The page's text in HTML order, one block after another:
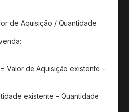
de Aquisição / Quantidade.
Valor de Aquisição existente –
existente – Quantidade